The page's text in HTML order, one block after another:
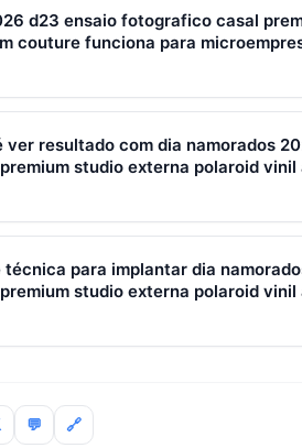
representa o conjunto de
de leads, qualificação, fechamento e
d23 ensaio fotografico casal
couture funciona para
melhor. Implantar dia namorados
polaroid vinil album couture com
O SocialHub começa em R$ 197/
ver resultado com dia namorados
studio externa polaroid vinil
(tempo de resposta, follow-up)
30 e 90 dias, conforme ciclo de
técnica para implantar dia
studio externa polaroid vinil
💬 🔗